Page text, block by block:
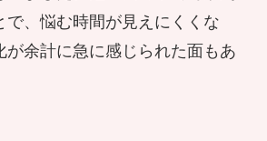
で、悩む時間が見えにくくな
が余計に急に感じられた面もあ